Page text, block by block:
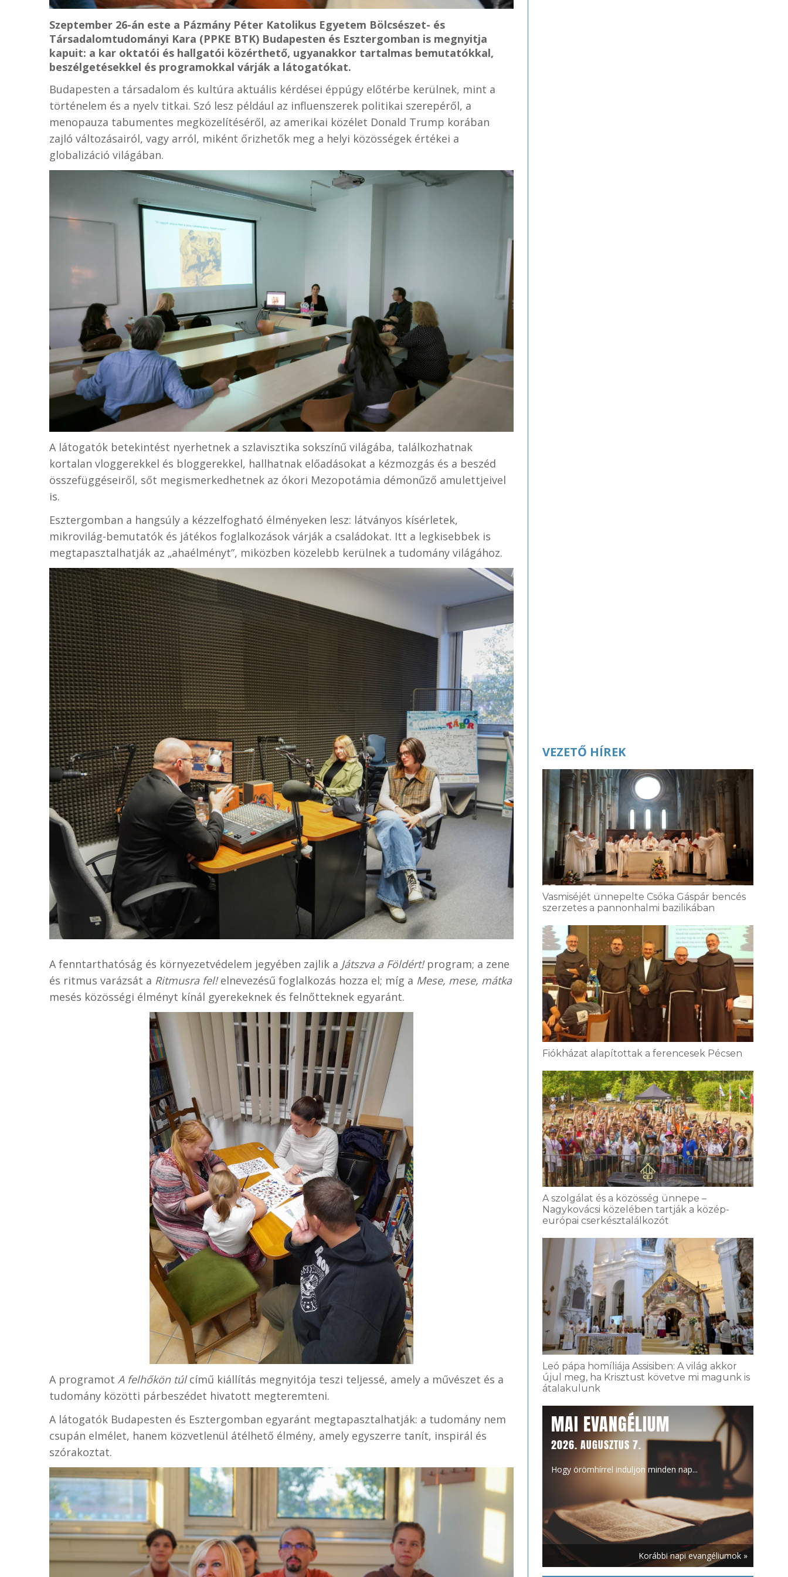
Szeptember 26-án este a Pázmány Péter Katolikus Egyetem Bölcsészet- és
Társadalomtudományi Kara (PPKE BTK) Budapesten és Esztergomban is megnyitja
kapuit: a kar oktatói és hallgatói közérthető, ugyanakkor tartalmas bemutatókkal,
beszélgetésekkel és programokkal várják a látogatókat.
Budapesten a társadalom és kultúra aktuális kérdései éppúgy előtérbe kerülnek, mint a
történelem és a nyelv titkai. Szó lesz például az influenszerek politikai szerepéről, a
menopauza tabumentes megközelítéséről, az amerikai közélet Donald Trump korában
zajló változásairól, vagy arról, miként őrizhetők meg a helyi közösségek értékei a
globalizáció világában.
A látogatók betekintést nyerhetnek a szlavisztika sokszínű világába, találkozhatnak
kortalan vloggerekkel és bloggerekkel, hallhatnak előadásokat a kézmozgás és a beszéd
összefüggéseiről, sőt megismerkedhetnek az ókori Mezopotámia démonűző amulettjeivel
is.
Esztergomban a hangsúly a kézzelfogható élményeken lesz: látványos kísérletek,
mikrovilág-bemutatók és játékos foglalkozások várják a családokat. Itt a legkisebbek is
megtapasztalhatják az „ahaélményt”, miközben közelebb kerülnek a tudomány világához.
A fenntarthatóság és környezetvédelem jegyében zajlik a Játszva a Földért!program; a zene
és ritmus varázsát a Ritmusra fel!elnevezésű foglalkozás hozza el; míg a Mese, mese, mátka
mesés közösségi élményt kínál gyerekeknek és felnőtteknek egyaránt.
A programot A felhőkön túlcímű kiállítás megnyitója teszi teljessé, amely a művészet és a
tudomány közötti párbeszédet hivatott megteremteni.
A látogatók Budapesten és Esztergomban egyaránt megtapasztalhatják: a tudomány nem
csupán elmélet, hanem közvetlenül átélhető élmény, amely egyszerre tanít, inspirál és
szórakoztat.
VEZETŐ HÍREK
Vasmiséjét ünnepelte Csóka Gáspár bencés
szerzetes a pannonhalmi bazilikában
Fiókházat alapítottak a ferencesek Pécsen
A szolgálat és a közösség ünnepe –
Nagykovácsi közelében tartják a közép-
európai cserkésztalálkozót
Leó pápa homíliája Assisiben: A világ akkor
újul meg, ha Krisztust követve mi magunk is
átalakulunk
MAI EVANGÉLIUM
2026. AUGUSZTUS 7.
Hogy örömhírrel induljon minden nap...
Korábbi napi evangéliumok »